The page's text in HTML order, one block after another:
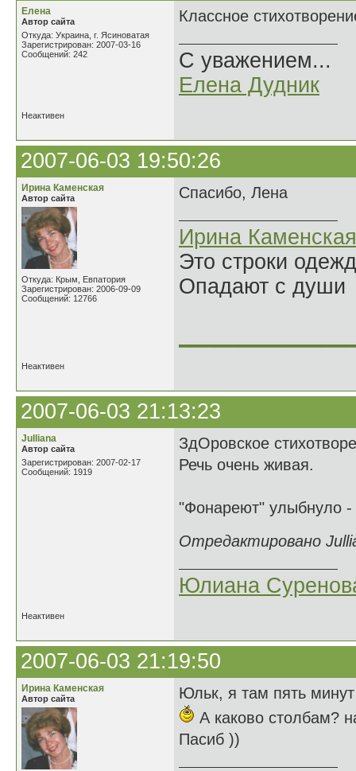
Елена
Автор сайта
Откуда: Украина, г. Ясиноватая
Зарегистрирован: 2007-03-16
Сообщений: 242
Классное
С уважением...
Елена Дудник
Неактивен
2007-06-03 19:50:26
Ирина Каменская
Автор сайта
Откуда: Крым, Евпатория
Зарегистрирован: 2006-09-09
Сообщений: 12766
Спасибо, Лена
Ирина Каменская
Это строки
Опадают с души
Неактивен
2007-06-03 21:13:23
Julliana
Автор сайта
Зарегистрирован: 2007-02-17
Сообщений: 1919
ЗдОровское
Речь очень живая.
"Фонареют" улыбнуло
Отредактировано
Юлиана
Неактивен
2007-06-03 21:19:50
Ирина Каменская
Автор сайта
Юльк, я там пять
А каково столбам?
Пасиб ))